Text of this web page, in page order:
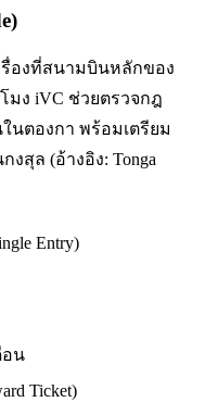
องที่สนามบินหลักของ
โมง iVC ช่วยตรวจกฎ
นตองกา พร้อมเตรียม
งสุล (อ้างอิง: Tonga
Entry)
อน
Ticket)